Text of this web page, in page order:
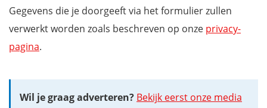
Gegevens die je doorgeeft via het formulier zullen
verwerkt worden zoals beschreven op onze privacy-
pagina.
Wil je graag adverteren? Bekijk eerst onze media